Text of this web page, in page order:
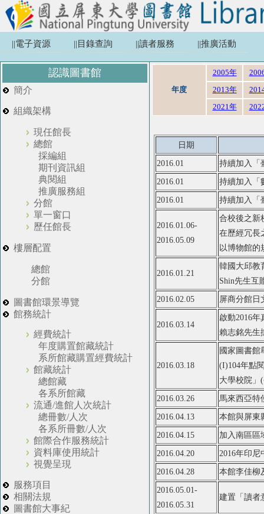
||電子資源 ||目錄查詢 ||讀者服務 ||推廣活動
認識圖書館
簡介
組織架構
現任館長
總館
採編組
期刊資訊組
典閱組
推廣服務組
分館
單一窗口
歷任館長
樓層配置
總館
分館
圖書館環景導覽
館務統計
經費統計
年度購置館藏統計
系所館藏購置經費統計
館藏統計
總館藏
各系所館藏
流通/進館人次統計
總冊數/人次
各系所冊數/人次
館際合作服務統計
資料庫使用統計
視覺呈現
服務項目
相關法規
圖書館大事紀
年度
2005年
2013年
2021年
日期
2016.01 持續加入「
2016.01 持續加入「
2016.01 持續加入「
2016.01.06-
2016.05.09
合校後之新
在歷經冗長
以博物館的
2016.01.21
韓國大邱教
Shin先生互
2016.02.05 屏商分館日
2016.03.14
啟動2016
賴志銘先生
2016.03.18
國家圖書館
(I)104年點
大學校院」
2016.03.26 馬來西亞特
2016.04.13 本館與屏東
2016.04.15 加入南區區
2016.04.20 2016年印
2016.04.28 本館李佳柳
2016.05.01-
2016.05.31
建置「讀者